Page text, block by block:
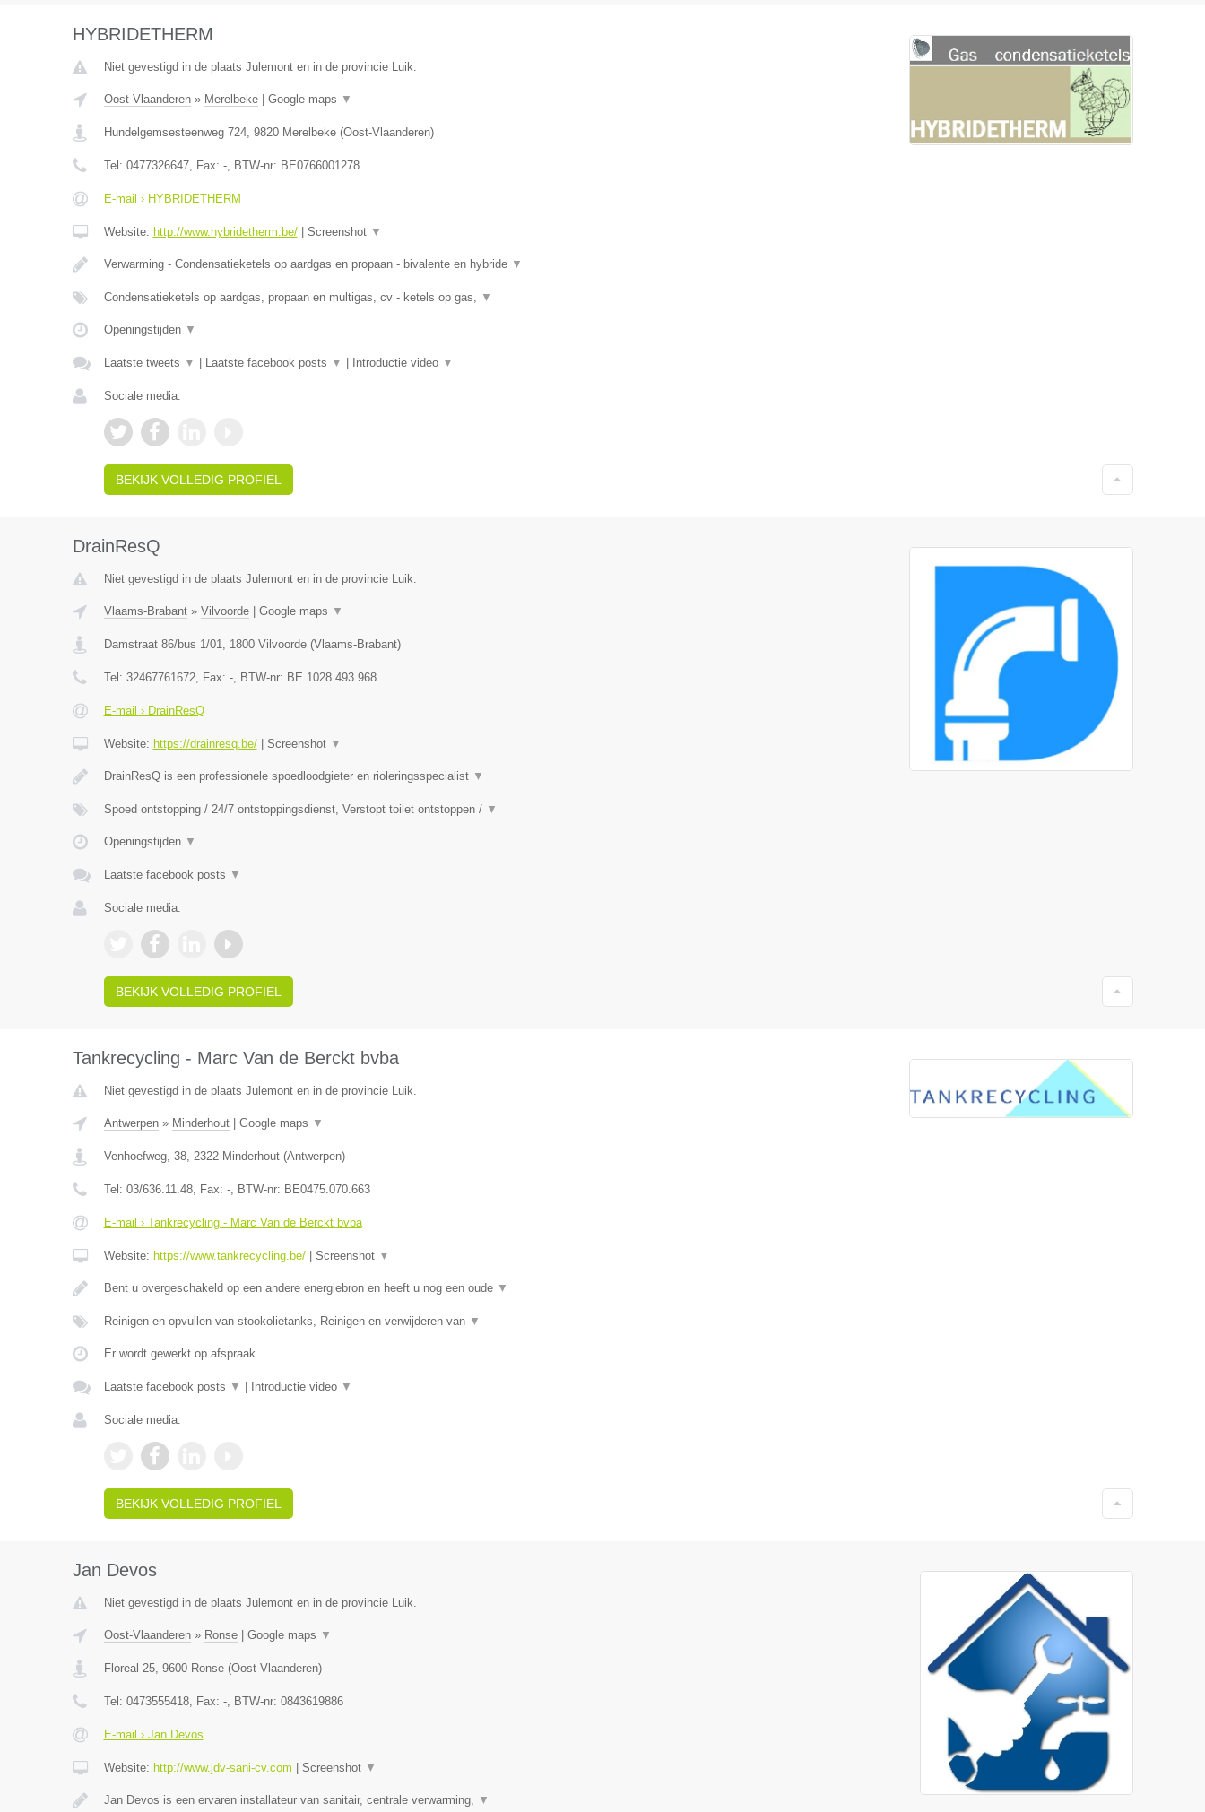
HYBRIDETHERM
Niet gevestigd in de plaats Julemont en in de provincie Luik.
Oost-Vlaanderen» Merelbeke| Google maps ▼
Hundelgemsesteenweg 724, 9820 Merelbeke(Oost-Vlaanderen)
Tel: 0477326647, Fax: -, BTW-nr: BE0766001278
E-mail › HYBRIDETHERM
Website: http://www.hybridetherm.be/| Screenshot ▼
Verwarming - Condensatieketels op aardgas en propaan - bivalente en hybride ▼
Condensatieketels op aardgas, propaan en multigas, cv - ketels op gas, ▼
Openingstijden ▼
Laatste tweets ▼ Laatste facebook posts ▼ Introductie video ▼
Sociale media:
BEKIJK VOLLEDIG PROFIEL
DrainResQ
Niet gevestigd in de plaats Julemont en in de provincie Luik.
Vlaams-Brabant» Vilvoorde| Google maps ▼
Damstraat 86/bus 1/01, 1800 Vilvoorde(Vlaams-Brabant)
Tel: 32467761672, Fax: -, BTW-nr: BE 1028.493.968
E-mail › DrainResQ
Website: https://drainresq.be/| Screenshot ▼
DrainResQ is een professionele spoedloodgieter en rioleringsspecialist ▼
Spoed ontstopping / 24/7 ontstoppingsdienst, Verstopt toilet ontstoppen / ▼
Openingstijden ▼
Laatste facebook posts ▼
Sociale media:
BEKIJK VOLLEDIG PROFIEL
Tankrecycling - Marc Van de Berckt bvba
Niet gevestigd in de plaats Julemont en in de provincie Luik.
Antwerpen» Minderhout| Google maps ▼
Venhoefweg, 38, 2322 Minderhout(Antwerpen)
Tel: 03/636.11.48, Fax: -, BTW-nr: BE0475.070.663
E-mail › Tankrecycling - Marc Van de Berckt bvba
Website: https://www.tankrecycling.be/| Screenshot ▼
Bent u overgeschakeld op een andere energiebron en heeft u nog een oude ▼
Reinigen en opvullen van stookolietanks, Reinigen en verwijderen van ▼
Er wordt gewerkt op afspraak.
Laatste facebook posts ▼ Introductie video ▼
Sociale media:
BEKIJK VOLLEDIG PROFIEL
Jan Devos
Niet gevestigd in de plaats Julemont en in de provincie Luik.
Oost-Vlaanderen» Ronse| Google maps ▼
Floreal 25, 9600 Ronse(Oost-Vlaanderen)
Tel: 0473555418, Fax: -, BTW-nr: 0843619886
E-mail › Jan Devos
Website: http://www.jdv-sani-cv.com Screenshot ▼
Jan Devos is een ervaren installateur van sanitair, centrale verwarming, ▼